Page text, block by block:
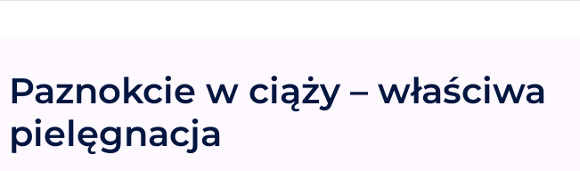
Paznokcie w ciąży – właściwa
pielęgnacja